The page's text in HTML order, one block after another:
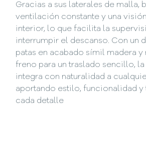
Gracias a sus laterales de malla,
ventilación constante y una
interior, lo que facilita la
interrumpir el descanso. Con un
patas en acabado símil madera y
freno para un traslado sencillo,
integra con naturalidad a
aportando estilo, funcionalidad y
cada detalle